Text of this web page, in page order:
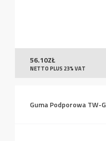
56.10ZŁ
NETTO PLUS 23% VAT
Guma Podporowa TW-G